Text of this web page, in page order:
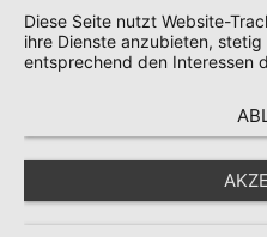
Diese Seite nutzt Website-
ihre Dienste anzubieten,
entsprechend den Interessen